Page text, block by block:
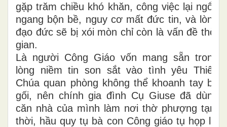
gặp trăm chiều khó khăn, công việc lại ngổn
ngang bộn bề, nguy cơ mất đức tin, và lòng
đạo đức sẽ bị xói mòn chỉ còn là vấn đề thời
gian.
Là người Công Giáo vốn mang sẵn trong
lòng niềm tin son sắt vào tình yêu Thiên
Chúa quan phòng không thể khoanh tay bó
gối, nên chính gia đình Cụ Giuse đã dùng
căn nhà của mình làm nơi thờ phượng tạm
thời, hầu quy tụ bà con Công giáo tụ họp lại